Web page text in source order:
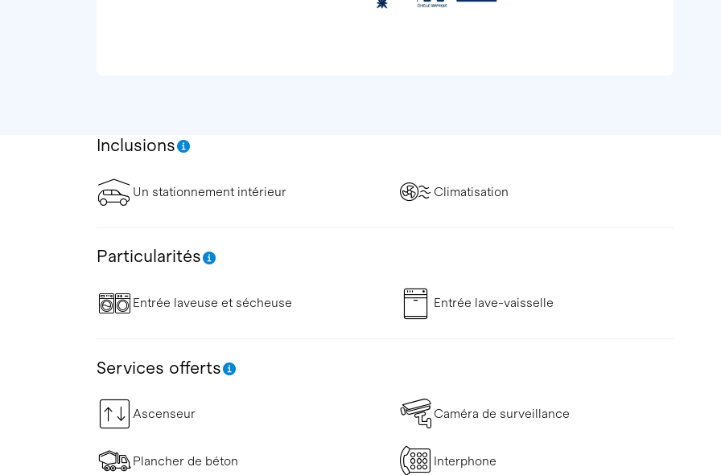
Inclusions
Un stationnement intérieur Climatisation
Particularités
Entrée laveuse et sécheuse Entrée lave-vaisselle
Services offerts
Ascenseur Caméra de surveillance
Plancher de béton Interphone